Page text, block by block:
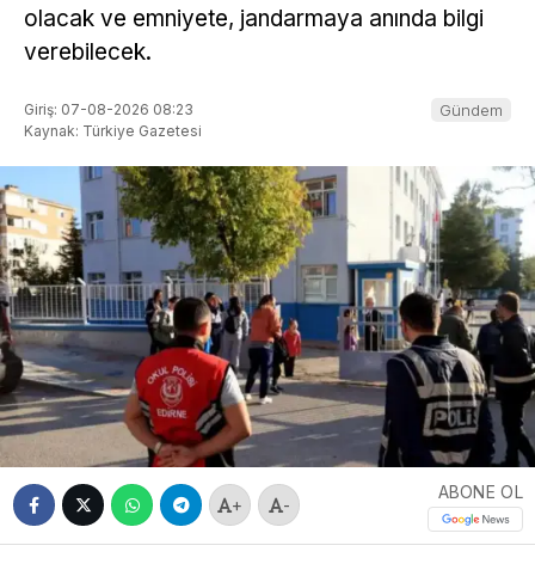
olacak ve emniyete, jandarmaya anında bilgi
verebilecek.
Giriş: 07-08-2026 08:23
Kaynak: Türkiye Gazetesi
Gündem
+ -
ABONE OL